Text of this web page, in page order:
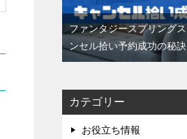
ファンタジースプリング
ンセル拾い予約成功の秘訣
カテゴリー
お役立ち情報